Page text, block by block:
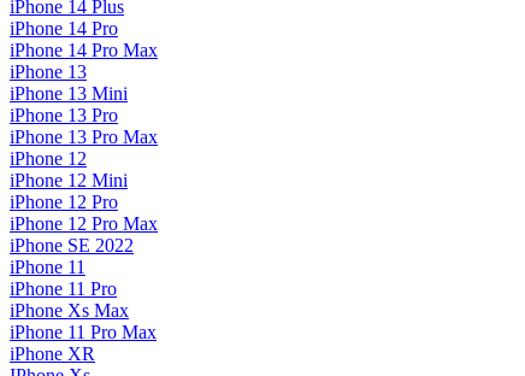
iPhone 14 Plus
iPhone 14 Pro
iPhone 14 Pro Max
iPhone 13
iPhone 13 Mini
iPhone 13 Pro
iPhone 13 Pro Max
iPhone 12
iPhone 12 Mini
iPhone 12 Pro
iPhone 12 Pro Max
iPhone SE 2022
iPhone 11
iPhone 11 Pro
iPhone Xs Max
iPhone 11 Pro Max
iPhone XR